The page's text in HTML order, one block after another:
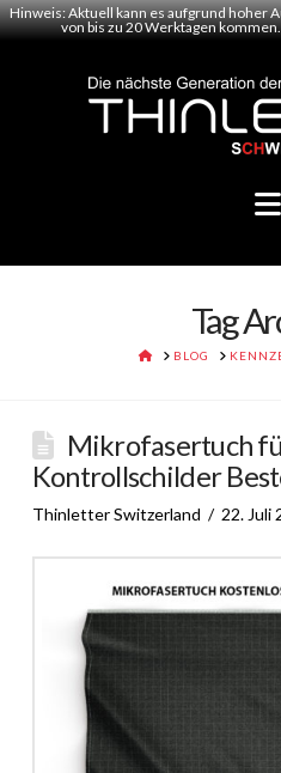
Hinweis: Aktuell kann es aufgrund hoher
von bis zu 20 Werktagen
Tag
HOME
BLOG
Mikrofasertuch
Kontrollschilder
Thinletter Switzerland 22. Juli